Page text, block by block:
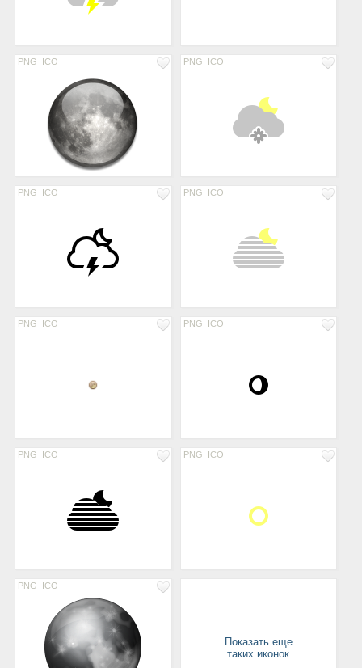
PNG ICO PNG ICO
PNG ICO PNG ICO
PNG ICO PNG ICO
PNG ICO PNG ICO
PNG ICO
Показать еще
таких иконок